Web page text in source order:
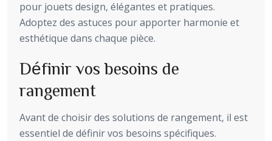
pour jouets design, élégantes et pratiques.
Adoptez des astuces pour apporter harmonie et
esthétique dans chaque pièce.
Définir vos besoins de
rangement
Avant de choisir des solutions de rangement, il est
essentiel de définir vos besoins spécifiques.